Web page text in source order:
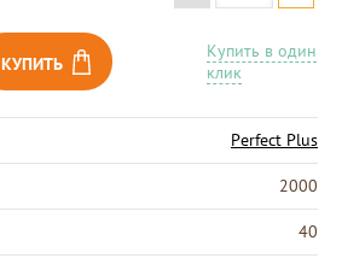
КУПИТЬ
Купить в один
клик
Perfect Plus
2000
40